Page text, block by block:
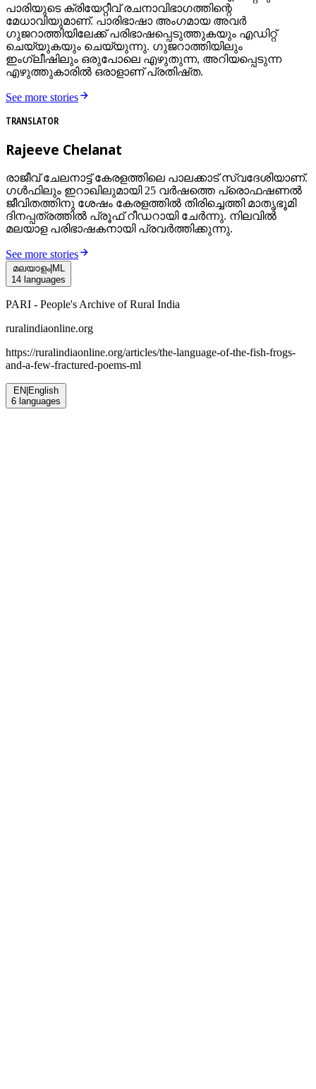
പാരിയുടെ ക്രിയേറ്റീവ് രചനാവിഭാഗത്തിന്റെ
മേധാവിയുമാണ്. പാരിഭാഷാ അംഗമായ അവർ
ഗുജറാത്തിയിലേക്ക് പരിഭാഷപ്പെടുത്തുകയും എഡിറ്റ്
ചെയ്യുകയും ചെയ്യുന്നു. ഗുജറാത്തിയിലും
ഇംഗ്ലീഷിലും ഒരുപോലെ എഴുതുന്ന, അറിയപ്പെടുന്ന
എഴുത്തുകാരിൽ ഒരാളാണ് പ്രതിഷ്ത.
See more stories
TRANSLATOR
Rajeeve Chelanat
രാജീവ് ചേലനാട്ട് കേരളത്തിലെ പാലക്കാട് സ്വദേശിയാണ്.
ഗൾഫിലും ഇറാഖിലുമായി 25 വർഷത്തെ പ്രൊഫഷണൽ
ജീവിതത്തിനു ശേഷം കേരളത്തിൽ തിരിച്ചെത്തി മാതൃഭൂമി
ദിനപ്പത്രത്തിൽ പ്രൂഫ് റീഡറായി ചേർന്നു. നിലവിൽ
മലയാള പരിഭാഷകനായി പ്രവർത്തിക്കുന്നു.
See more stories
മലയാളം| ML
14 languages
PARI - People's Archive of Rural India
ruralindiaonline.org
https://ruralindiaonline.org/articles/the-language-of-the-fish-frogs-
and-a-few-fractured-poems-ml
EN English
6 languages